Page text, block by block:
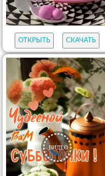
ОТКРЫТЬ СКАЧАТЬ